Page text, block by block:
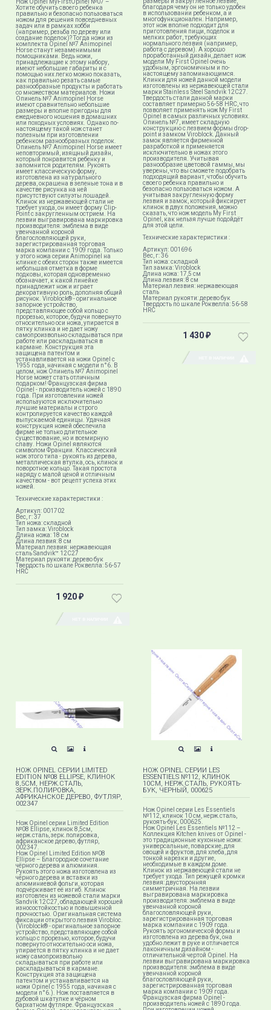
Нож Opinel MyFirstOpinel №07 –
Хотите обучить своего ребенка
правильно и безопасно пользоваться
ножом для решения повседневных
задач или в рамках хобби
(например, резьба по дереву или
создание поделок)? Тогда ножи из
комплекта Opinel №7 Animopinel
Horse станут незаменимыми
помощниками. Ведь ножи,
принадлежащие к этому набору,
имеют небольшие габариты и с
помощью них легко можно показать,
как правильно резать самые
разнообразные продукты и работать
со множеством материалов. Ножи
Опинель №7 Animopinel Horse
имеют сравнительно небольшие
размеры и вполне пригодны для
ежедневного ношения в домашних
или походных условиях. Однако по-
настоящему такой нож станет
полезным при изготовлении
ребенком разнообразных поделок.
Опинель №7 Animopinel Horse имеет
неповторимый, изящный дизайн,
который понравится ребенку и
запомнится родителям. Рукоять
имеет классическую форму,
изготовлена из натурального
дерева, окрашена в зеленые тона и в
качестве рисунка на ней
присутствуют силуэты лошадей.
Клинок из нержавеющей стали не
требует ухода, он имеет форму Clip-
Point с закругленным острием. На
лезвии выгравирована маркировка
производителя: эмблема в виде
увенчанной короной
благословляющей руки,
зарегистрированная торговая
марка компании с 1909 года. Только
у этого ножа серии Animopinel на
клинке с обеих сторон также имеется
небольшая отметка в форме
подковы, которая одновременно
обозначает, к какой линейке
принадлежит нож и играет
декоративную роль, дополняя общий
рисунок. Viroblock® - оригинальное
запорное устройство,
представляющее собой кольцо с
прорезью, которое, будучи повернуто
относительно оси ножа, упирается в
пятку клинка и не дает ножу
самопроизвольно складываться при
работе или раскладываться в
кармане. Конструкция эта
защищена патентом и
устанавливается на ножи Opinel с
1955 года, начиная с модели n°6. В
целом, нож Опинель №7 Animopinel
Horse может стать отличным
подарком! Французская фирма
Opinel - производитель ножей с 1890
года. При изготовлении ножей
используются исключительно
лучшие материалы и строго
контролируется качество каждой
выпускаемой единицы. Удачная
конструкция ножей обеспечила
фирме не только длительное
существование, но и всемирную
славу. Ножи Opinel являются
символом Франции. Классический
нож этого типа - рукоять из дерева,
металлическая втулка, ось, клинок и
поворотное кольцо. Такая простота
наряду с малой ценой и отличным
качеством - вот рецепт успеха этих
ножей.
Технические характеристики :
Артикул: 001702
Вес, г: 37
Тип ножа: складной
Тип замка: Viroblock
Длина ножа: 18 см
Длина лезвия: 8 см
Материал лезвия: нержавеющая
сталь Sandvik™ 12С27​
Материал рукояти: дерево бук
Твердость по шкале Роквелла: 56-57
HRC
1 920 ₽
благодаря чему он не только удобен
в использовании ребенком, а и
многофункционален. Например,
этот нож вполне подходит для
приготовления пищи, поделок и
мелких работ, требующих
нормального лезвия (например,
работа с деревом). А хорошо
проработанный дизайн, делает нож
модели My First Opinel очень
удобным, эргономичным и по-
настоящему запоминающимся.
Клинки для ножей данной модели
изготовлены из нержавеющей стали
марки Stainless Steel Sandvik 12C27.
Твердость стали данной марки
составляет примерно 56-58 HRC, что
позволяет применять нож My First
Opinel в самых различных условиях.
Опинель №7, имеет складную
конструкцию с лезвием формы drop-
point и замком Viroblock. Данный
замок является фирменной
разработкой и применяется
исключительно в ножах этого
производителя. Учитывая
разнообразие цветовой гаммы, мы
уверены, что вы сможете подобрать
подходящий вариант, чтобы обучить
своего ребенка правильно и
безопасно пользоваться ножом. А
учитывая закругленную форму
лезвия и замок, который фиксирует
клинок в двух положения, можно
сказать, что нож модель My First
Opinel, как нельзя лучше подойдёт
для этой цели.
Технические характеристики :
Артикул: 001696
Вес, г: 36
Тип ножа: складной
Тип замка: Viroblock
Длина ножа: 17,5 см
Длина лезвия: 8 см
Материал лезвия: нержавеющая
сталь
Материал рукояти: дерево бук
Твердость по шкале Роквелла: 56-58
HRC
1 430 ₽
НОЖ OPINEL СЕРИИ LIMITED
EDITION №08 ELLIPSE, КЛИНОК
8,5СМ, НЕРЖ.СТАЛЬ,
ЗЕРК.ПОЛИРОВКА,
АФРИКАНСКОЕ ДЕРЕВО, ФУТЛЯР,
002347
Нож Opinel серии Limited Edition
№08 Ellipse, клинок 8,5см,
нерж.сталь, зерк.полировка,
африканское дерево, футляр,
002347.
Нож Opinel Limited Edition №08
Ellipse – Благородное сочетание
чёрного дерева и алюминия.
Рукоять этого ножа изготовлена из
чёрного дерева и вставки из
алюминиевой фольги, которая
подчёркивает её изгиб. Клинок
изготовлен из ножевой стали марки
Sandvik 12C27, обладающей хорошей
износостойкостью и повышенной
прочностью. Оригинальная система
фиксации открытого лезвия Virobloc.
(Viroblock® - оригинальное запорное
устройство, представляющее собой
кольцо с прорезью, которое, будучи
повернуто относительно оси ножа,
упирается в пятку клинка и не дает
ножу самопроизвольно
складываться при работе или
раскладываться в кармане.
Конструкция эта защищена
патентом и устанавливается на
ножи Opinel с 1955 года, начиная с
модели n°6.). Нож поставляется в
дубовой шкатулке и чёрном
бархатном футляре. Французская
НОЖ OPINEL СЕРИИ LES
ESSENTIELS №112, КЛИНОК
10СМ, НЕРЖ.СТАЛЬ, РУКОЯТЬ-
БУК, ЧЕРНЫЙ, 000625
Нож Opinel серии Les Essentiels
№112, клинок 10 см, нерж.сталь,
рукоять-бук, 000625.
Нож Opinel Les Essentiels №112 –
Коллекция Kitchen knives от Opinel -
это традиционные кухонные ножи:
универсальные, поварские, для
овощей и фруктов, для хлеба, для
тонкой нарезки и другие,
необходимые в каждом доме.
Клинок из нержавеющей стали не
требует ухода. Тип режущей кромки
лезвия: двусторонняя
симметричная. На лезвии
выгравирована маркировка
производителя: эмблема в виде
увенчанной короной
благословляющей руки,
зарегистрированная торговая
марка компании с 1909 года.
Рукоять эргономической формы и
изготовлена из дерева бук, она
удобно лежит в руке и отличается
лаконичным дизайном -
отличительной чертой Opinel. На
лезвии выгравирована маркировка
производителя: эмблема в виде
увенчанной короной
благословляющей руки,
зарегистрированная торговая
марка компании с 1909 года.
Французская фирма Opinel -
производитель ножей с 1890 года.